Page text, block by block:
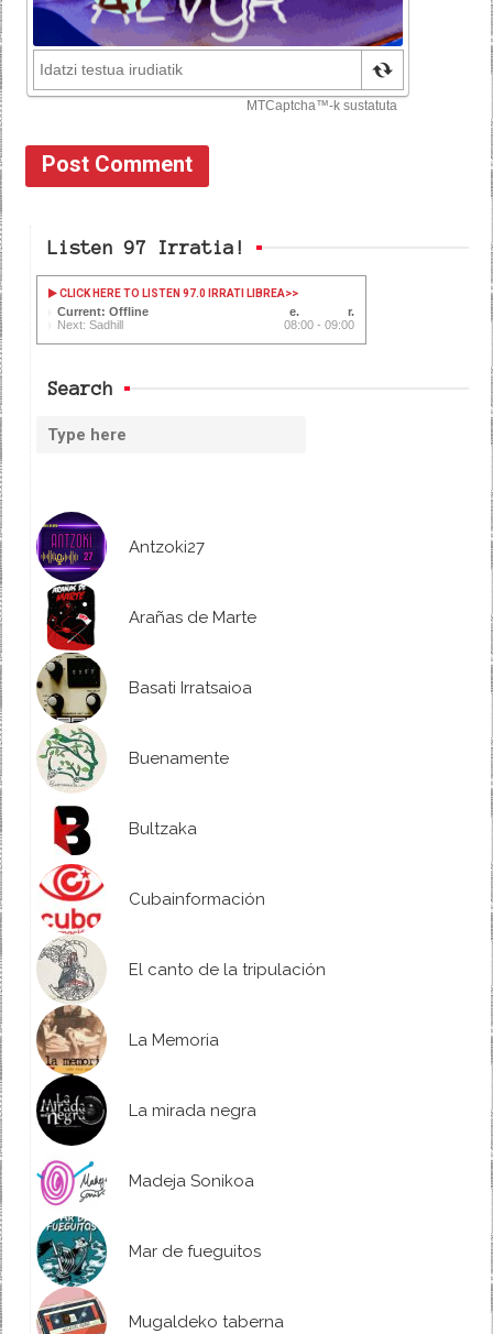
Listen 97 Irratia!
CLICK HERE TO LISTEN 97.0 IRRATI LIBREA>>
Current: Offline
Next: Sadhill
08:00 - 09:00
Search
Antzoki27
Arañas de Marte
Basati Irratsaioa
Buenamente
Bultzaka
Cubainformación
El canto de la tripulación
La Memoria
La mirada negra
Madeja Sonikoa
Mar de fueguitos
Mugaldeko taberna